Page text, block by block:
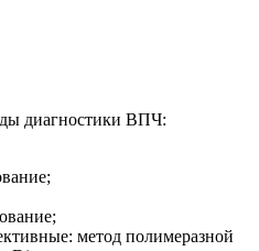
диагностики ВПЧ:
метод полимеразной